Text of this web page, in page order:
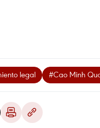
legal #Cao Minh